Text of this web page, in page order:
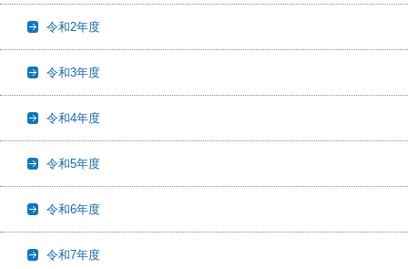
令和2年度
令和3年度
令和4年度
令和5年度
令和6年度
令和7年度